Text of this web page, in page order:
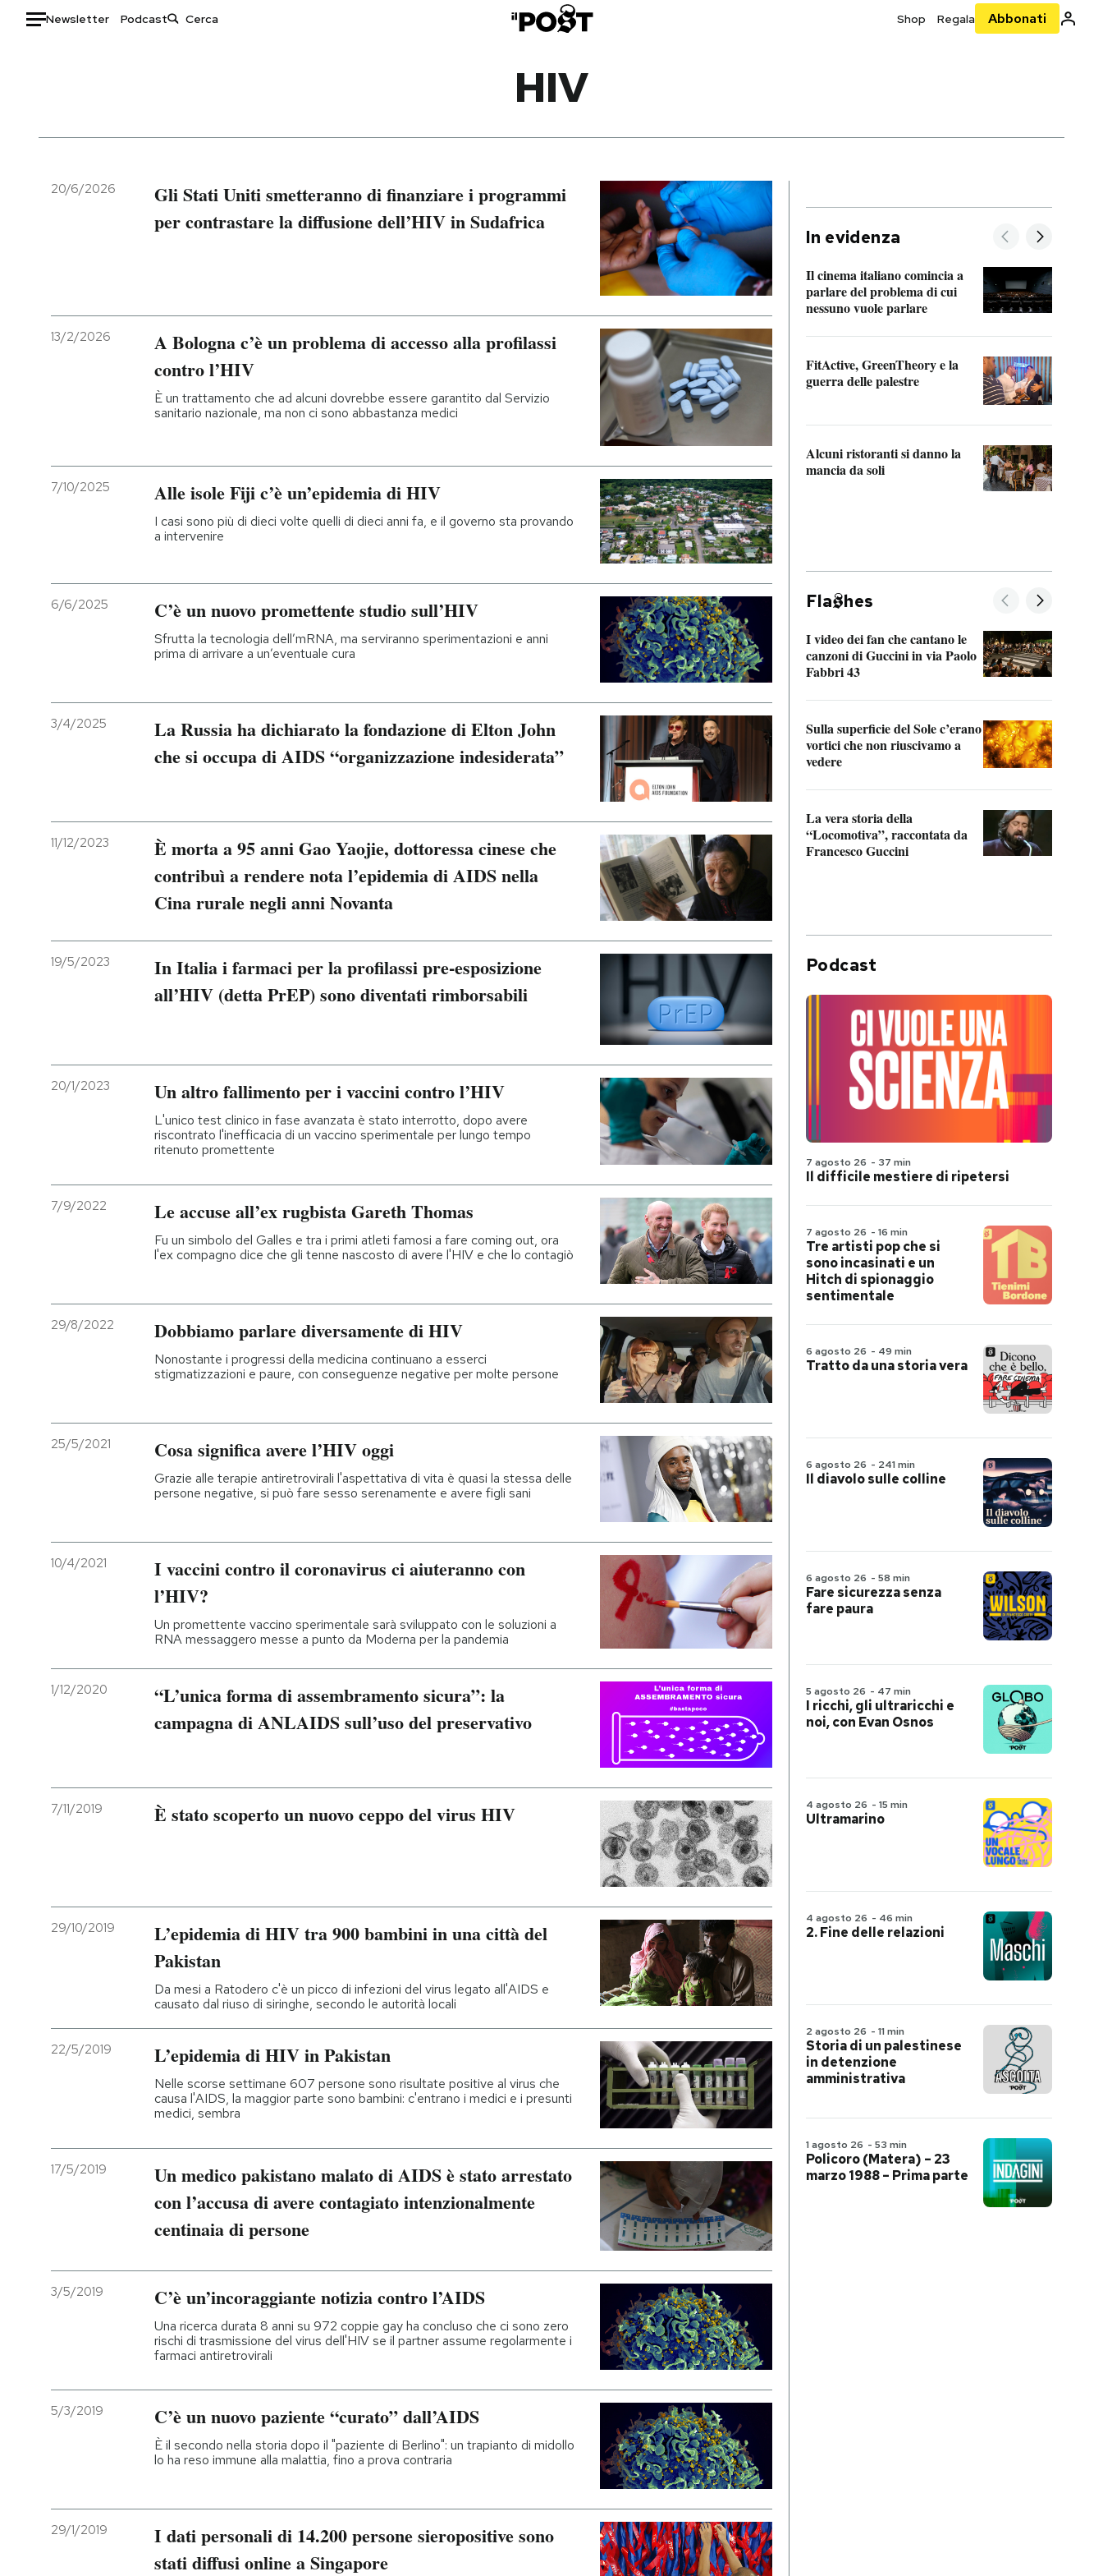
Newsletter Podcast Shop Regala Abbonati
Italia
Politica
Moda
Ok Boomer!
Entra
HIV
20/6/2026
Gli Stati Uniti smetteranno di finanziare i programmi
per contrastare la diffusione dell’HIV in Sudafrica
13/2/2026
A Bologna c’è un problema di accesso alla profilassi
contro l’HIV
È un trattamento che ad alcuni dovrebbe essere garantito dal Servizio
sanitario nazionale, ma non ci sono abbastanza medici
7/10/2025 Alle isole Fiji c’è un’epidemia di HIV
I casi sono più di dieci volte quelli di dieci anni fa, e il governo sta provando
a intervenire
6/6/2025 C’è un nuovo promettente studio sull’HIV
Sfrutta la tecnologia dell’mRNA, ma serviranno sperimentazioni e anni
prima di arrivare a un’eventuale cura
3/4/2025
La Russia ha dichiarato la fondazione di Elton John
che si occupa di AIDS “organizzazione indesiderata”
11/12/2023
È morta a 95 anni Gao Yaojie, dottoressa cinese che
contribuì a rendere nota l’epidemia di AIDS nella
Cina rurale negli anni Novanta
19/5/2023
In Italia i farmaci per la profilassi pre-esposizione
all’HIV (detta PrEP) sono diventati rimborsabili
20/1/2023 Un altro fallimento per i vaccini contro l’HIV
L'unico test clinico in fase avanzata è stato interrotto, dopo avere
riscontrato l'inefficacia di un vaccino sperimentale per lungo tempo
ritenuto promettente
7/9/2022 Le accuse all’ex rugbista Gareth Thomas
Fu un simbolo del Galles e tra i primi atleti famosi a fare coming out, ora
l'ex compagno dice che gli tenne nascosto di avere l'HIV e che lo contagiò
29/8/2022 Dobbiamo parlare diversamente di HIV
Nonostante i progressi della medicina continuano a esserci
stigmatizzazioni e paure, con conseguenze negative per molte persone
25/5/2021 Cosa significa avere l’HIV oggi
Grazie alle terapie antiretrovirali l'aspettativa di vita è quasi la stessa delle
persone negative, si può fare sesso serenamente e avere figli sani
10/4/2021
I vaccini contro il coronavirus ci aiuteranno con
l’HIV?
Un promettente vaccino sperimentale sarà sviluppato con le soluzioni a
RNA messaggero messe a punto da Moderna per la pandemia
1/12/2020
“L’unica forma di assembramento sicura”: la
campagna di ANLAIDS sull’uso del preservativo
7/11/2019 È stato scoperto un nuovo ceppo del virus HIV
29/10/2019
L’epidemia di HIV tra 900 bambini in una città del
Pakistan
Da mesi a Ratodero c'è un picco di infezioni del virus legato all'AIDS e
causato dal riuso di siringhe, secondo le autorità locali
22/5/2019 L’epidemia di HIV in Pakistan
Nelle scorse settimane 607 persone sono risultate positive al virus che
causa l'AIDS, la maggior parte sono bambini: c'entrano i medici e i presunti
medici, sembra
17/5/2019
Un medico pakistano malato di AIDS è stato arrestato
con l’accusa di avere contagiato intenzionalmente
centinaia di persone
3/5/2019 C’è un’incoraggiante notizia contro l’AIDS
Una ricerca durata 8 anni su 972 coppie gay ha concluso che ci sono zero
rischi di trasmissione del virus dell'HIV se il partner assume regolarmente i
farmaci antiretrovirali
5/3/2019 C’è un nuovo paziente “curato” dall’AIDS
È il secondo nella storia dopo il "paziente di Berlino": un trapianto di midollo
lo ha reso immune alla malattia, fino a prova contraria
29/1/2019
I dati personali di 14.200 persone sieropositive sono
stati diffusi online a Singapore
In evidenza
Il cinema italiano comincia a
parlare del problema di cui
nessuno vuole parlare
FitActive, GreenTheory e la
guerra delle palestre
Alcuni ristoranti si danno la
mancia da soli
Fla hes
I video dei fan che cantano le
canzoni di Guccini in via Paolo
Fabbri 43
Sulla superficie del Sole c’erano
vortici che non riuscivamo a
vedere
La vera storia della
“Locomotiva”, raccontata da
Francesco Guccini
Podcast
7 agosto 26 - 37 min
Il difficile mestiere di ripetersi
7 agosto 26 - 16 min
Tre artisti pop che si
sono incasinati e un
Hitch di spionaggio
sentimentale
6 agosto 26 - 49 min
Tratto da una storia vera
6 agosto 26 - 241 min
Il diavolo sulle colline
6 agosto 26 - 58 min
Fare sicurezza senza
fare paura
5 agosto 26 - 47 min
I ricchi, gli ultraricchi e
noi, con Evan Osnos
4 agosto 26 - 15 min
Ultramarino
4 agosto 26 - 46 min
2. Fine delle relazioni
2 agosto 26 - 11 min
Storia di un palestinese
in detenzione
amministrativa
1 agosto 26 - 53 min
Policoro (Matera) – 23
marzo 1988 – Prima parte